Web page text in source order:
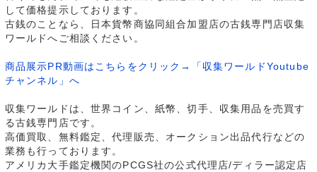
して価格提示しております。
古銭のことなら、日本貨幣商協同組合加盟店の古銭専門店収集
ワールドへご相談ください。
商品展示PR動画はこちらをクリック→「収集ワールドYoutube
チャンネル」へ
収集ワールドは、世界コイン、紙幣、切手、収集用品を売買す
る古銭専門店です。
高価買取、無料鑑定、代理販売、オークション出品代行などの
業務も行っております。
アメリカ大手鑑定機関のPCGS社の公式代理店/ディラー認定店